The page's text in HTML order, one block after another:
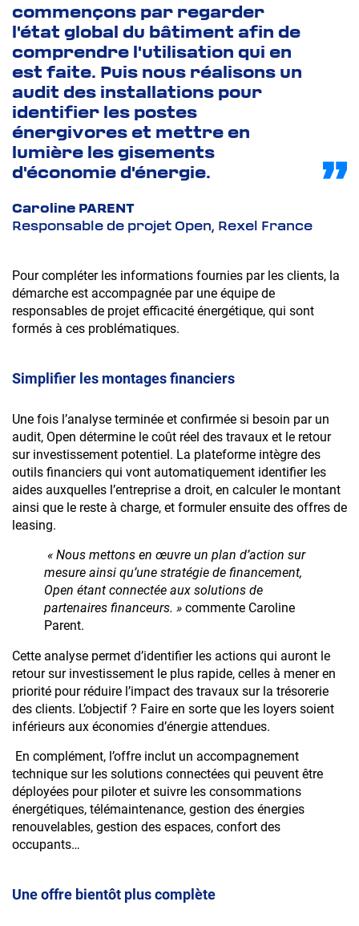
commençons par regarder
l'état global du bâtiment afin de
comprendre l'utilisation qui en
est faite. Puis nous réalisons un
audit des installations pour
identifier les postes
énergivores et mettre en
lumière les gisements
d'économie d'énergie.
Caroline PARENT
Responsable de projet Open, Rexel France
Pour compléter les informations fournies par les clients, la
démarche est accompagnée par une équipe de
responsables de projet efficacité énergétique, qui sont
formés à ces problématiques.
Simplifier les montages financiers
Une fois l’analyse terminée et confirmée si besoin par un
audit, Open détermine le coût réel des travaux et le retour
sur investissement potentiel. La plateforme intègre des
outils financiers qui vont automatiquement identifier les
aides auxquelles l’entreprise a droit, en calculer le montant
ainsi que le reste à charge, et formuler ensuite des offres de
leasing.
« Nous mettons en œuvre un plan d’action sur
mesure ainsi qu’une stratégie de financement,
Open étant connectée aux solutions de
partenaires financeurs. » commente Caroline
Parent.
Cette analyse permet d’identifier les actions qui auront le
retour sur investissement le plus rapide, celles à mener en
priorité pour réduire l’impact des travaux sur la trésorerie
des clients. L’objectif ? Faire en sorte que les loyers soient
inférieurs aux économies d’énergie attendues.
En complément, l’offre inclut un accompagnement
technique sur les solutions connectées qui peuvent être
déployées pour piloter et suivre les consommations
énergétiques, télémaintenance, gestion des énergies
renouvelables, gestion des espaces, confort des
occupants…
Une offre bientôt plus complète
S’abonner à la Newsletter Courant Positif
En soumettant ce formulaire, vous acceptez
que votre adresse e-mail soit utilisée par Rexel
pour l’envoi de newsletter et offres
promotionnelles. Vous pouvez vous
présent dans les e-mails qui vous sont
adressés.
Accéder au site
pourrez vous désabonner à tout moment
grâce au lien présent dans les e-mails qui vous
Valider
Accéder au site